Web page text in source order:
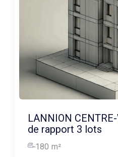
LANNION
de rapport 3 lots
180 m²